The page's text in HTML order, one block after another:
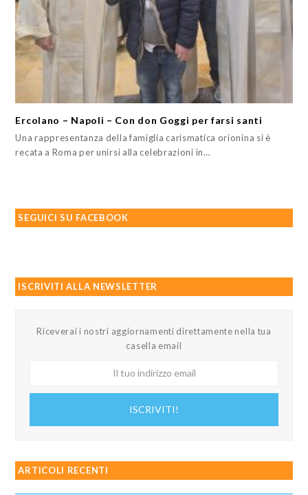
Ercolano – Napoli – Con don Goggi per farsi santi
Una rappresentanza della famiglia carismatica orionina si è
recata a Roma per unirsi alla celebrazioni in…
SEGUICI SU FACEBOOK
ISCRIVITI ALLA NEWSLETTER
Riceverai i nostri aggiornamenti direttamente nella tua
casella email
ISCRIVITI!
ARTICOLI RECENTI